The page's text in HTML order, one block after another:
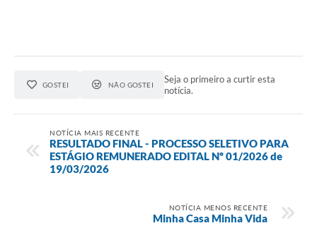
GOSTEI NÃO GOSTEI
Seja o primeiro a curtir esta
notícia.
NOTÍCIA MAIS RECENTE
RESULTADO FINAL - PROCESSO SELETIVO PARA
ESTÁGIO REMUNERADO EDITAL Nº 01/2026 de
19/03/2026
NOTÍCIA MENOS RECENTE
Minha Casa Minha Vida